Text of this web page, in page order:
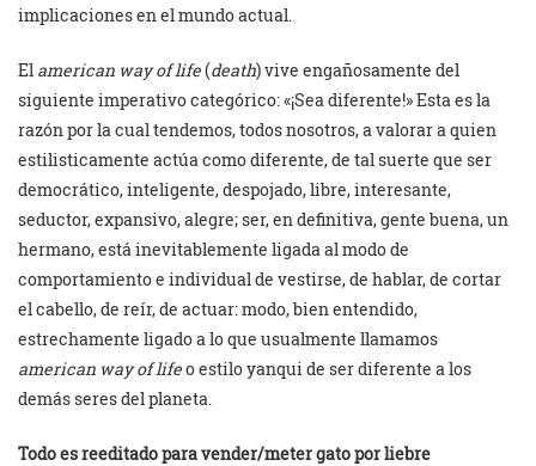
implicaciones en el mundo actual.
El american way of life(death) vive engañosamente del
siguiente imperativo categórico: «¡Sea diferente!» Esta es la
razón por la cual tendemos, todos nosotros, a valorar a quien
estilisticamente actúa como diferente, de tal suerte que ser
democrático, inteligente, despojado, libre, interesante,
seductor, expansivo, alegre; ser, en definitiva, gente buena, un
hermano, está inevitablemente ligada al modo de
comportamiento e individual de vestirse, de hablar, de cortar
el cabello, de reír, de actuar: modo, bien entendido,
estrechamente ligado a lo que usualmente llamamos
american way of lifeo estilo yanqui de ser diferente a los
demás seres del planeta.
Todo es reeditado para vender/meter gato por liebre